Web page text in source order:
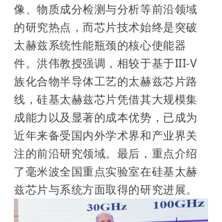
像、物质成分检测与分析等前沿领域
的研究热点，而芯片技术始终是突破
太赫兹系统性能瓶颈的核心使能器
件。洪伟教授强调，相较于基于III-V
族化合物半导体工艺的太赫兹芯片路
线，硅基太赫兹芯片凭借其大规模集
成能力以及显著的成本优势，已成为
近年来备受国内外学术界和产业界关
注的前沿研究领域。最后，重点介绍
了毫米波全国重点实验室在硅基太赫
兹芯片与系统方面取得的研究进展。